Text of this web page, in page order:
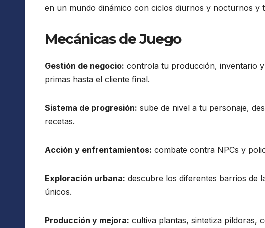
en un mundo dinámico con ciclos diurnos y nocturnos y
Mecánicas de Juego
Gestión de negocio: controla tu producción, inventario
primas hasta el cliente final.
Sistema de progresión: sube de nivel a tu personaje,
recetas.
Acción y enfrentamientos: combate contra NPCs y
Exploración urbana: descubre los diferentes barrios de
únicos.
Producción y mejora: cultiva plantas, sintetiza píldoras,